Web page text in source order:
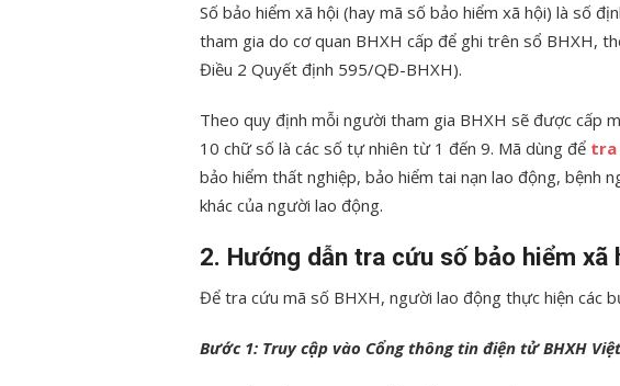
Số bảo hiểm xã hội (hay mã số bảo hiểm xã hội) là số
tham gia do cơ quan BHXH cấp để ghi trên sổ BHXH,
Điều 2 Quyết định 595/QĐ-BHXH).
Theo quy định mỗi người tham gia BHXH sẽ được cấp
10 chữ số là các số tự nhiên từ 1 đến 9. Mã dùng để tra
bảo hiểm thất nghiệp, bảo hiểm tai nạn lao động, bệnh
khác của người lao động.
2. Hướng dẫn tra cứu số bảo hiểm xã
Để tra cứu mã số BHXH, người lao động thực hiện các
Bước 1: Truy cập vào Cổng thông tin điện tử BHXH